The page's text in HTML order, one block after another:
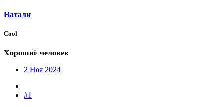
Натали
Cool
Хороший человек
2 Ноя 2024
#1